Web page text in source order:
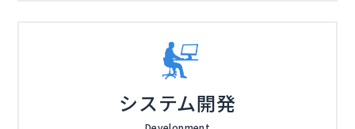
システム開発